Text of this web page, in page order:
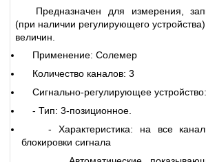
Предназначен для измерения,
(при наличии регулирующего
величин.
Применение: Солемер
Количество каналов: 3
Сигнально-регулирующее устройство:
- Тип: 3-позиционное.
- Характеристика: на все
блокировки сигнала